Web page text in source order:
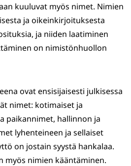
kuuluvat myös nimet. Nimien
ja oikeinkirjoituksesta
ja niiden laatiminen
on nimistönhuollon
ovat ensisijaisesti julkisessa
nimet: kotimaiset ja
paikannimet, hallinnon ja
lyhenteineen ja sellaiset
on jostain syystä hankalaa.
myös nimien kääntäminen.